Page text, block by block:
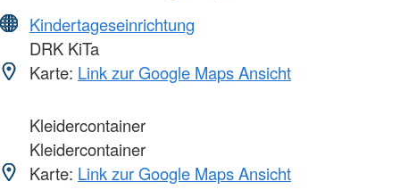
Kindertageseinrichtung
DRK KiTa
Karte: Link zur Google Maps Ansicht
Kleidercontainer
Kleidercontainer
Karte: Link zur Google Maps Ansicht